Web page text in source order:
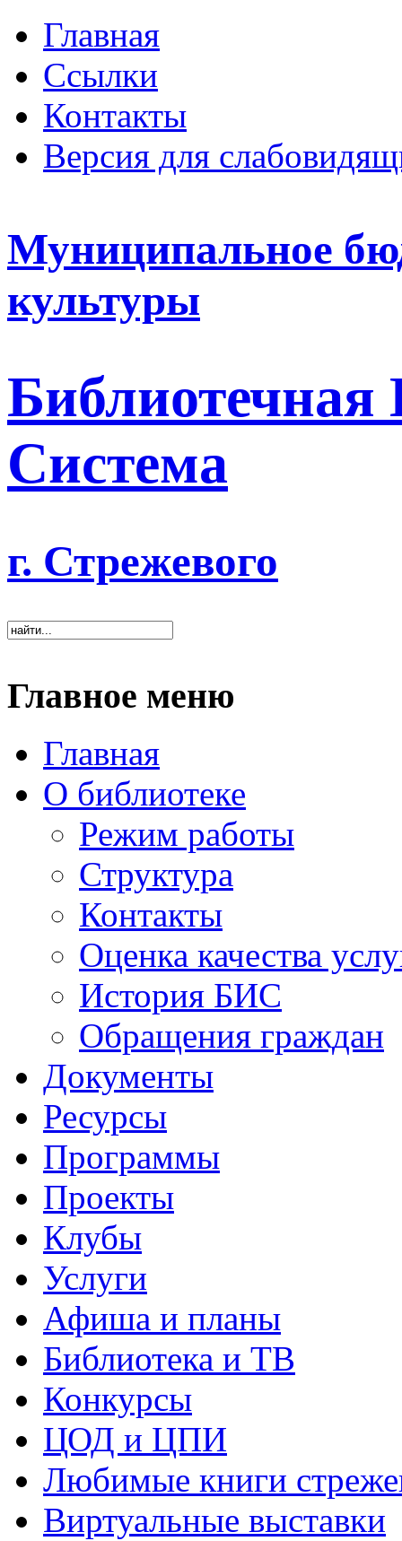
Главная
Ссылки
Контакты
Версия для
Муниципальное
культуры
Система
г. Стрежевого
Главное меню
Главная
О библиотеке
Режим работы
Структура
Контакты
Оценка качества
История БИС
Обращения граждан
Документы
Ресурсы
Программы
Проекты
Клубы
Услуги
Афиша и планы
Библиотека и ТВ
Конкурсы
ЦОД и ЦПИ
Любимые книги
Виртуальные выставки